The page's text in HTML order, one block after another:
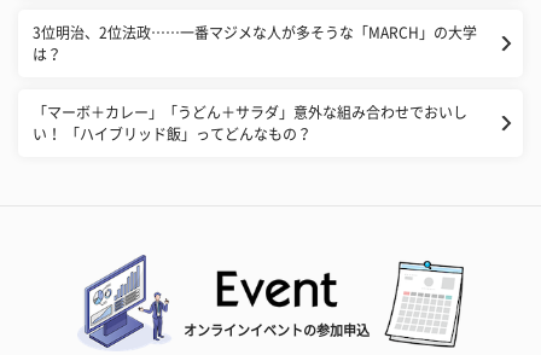
3位明治、2位法政……一番マジメな人が多そうな「MARCH」の大学
は？
「マーボ＋カレー」「うどん＋サラダ」意外な組み合わせでおいし
い！ 「ハイブリッド飯」ってどんなもの？
オンラインイベントの参加申込